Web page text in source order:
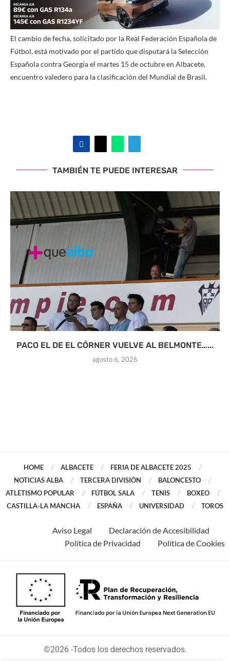
El cambio de fecha, solicitado por la Real Federación Española de
Fútbol, está motivado por el partido que disputará la Selección
Española contra Georgia el martes 15 de octubre en Albacete,
encuentro valedero para la clasificación del Mundial de Brasil.
TAMBIÉN TE PUEDE INTERESAR
PACO EL DE EL CÓRNER VUELVE AL BELMONTE…...
agosto 6, 2026
HOME ALBACETE
FERIA DE ALBACETE 2025
NOTICIAS ALBA
TERCERA DIVISIÓN
BALONCESTO
ATLETISMO POPULAR
FÚTBOL SALA TENIS
BOXEO
CASTILLA-LA MANCHA
ESPAÑA UNIVERSIDAD TOROS
Aviso Legal
Declaración de Accesibilidad
Política de Privacidad
Política de Cookies
©2026 -Todos los derechos reservados.